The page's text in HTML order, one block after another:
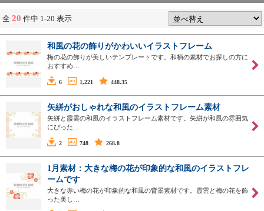
全 20 件中 1-20 表示
和風の花の飾りがかわいいイラストフレーム
梅の花の飾りが美しいテンプレートです。和柄の素材でお探しの方に
おすすめ…
6 1,221 448.35
矢絣がおしゃれな和風のイラストフレーム素材
矢絣と霞雲の和風のイラストフレーム素材です。矢絣が和風の雰囲気
にぴった…
2 748 268.8
1月素材：大きな梅の花が印象的な和風のイラストフレ
ームです
大きな赤い梅の花が印象的な和風の背景素材です。霞雲と梅の花を飾
った美し…